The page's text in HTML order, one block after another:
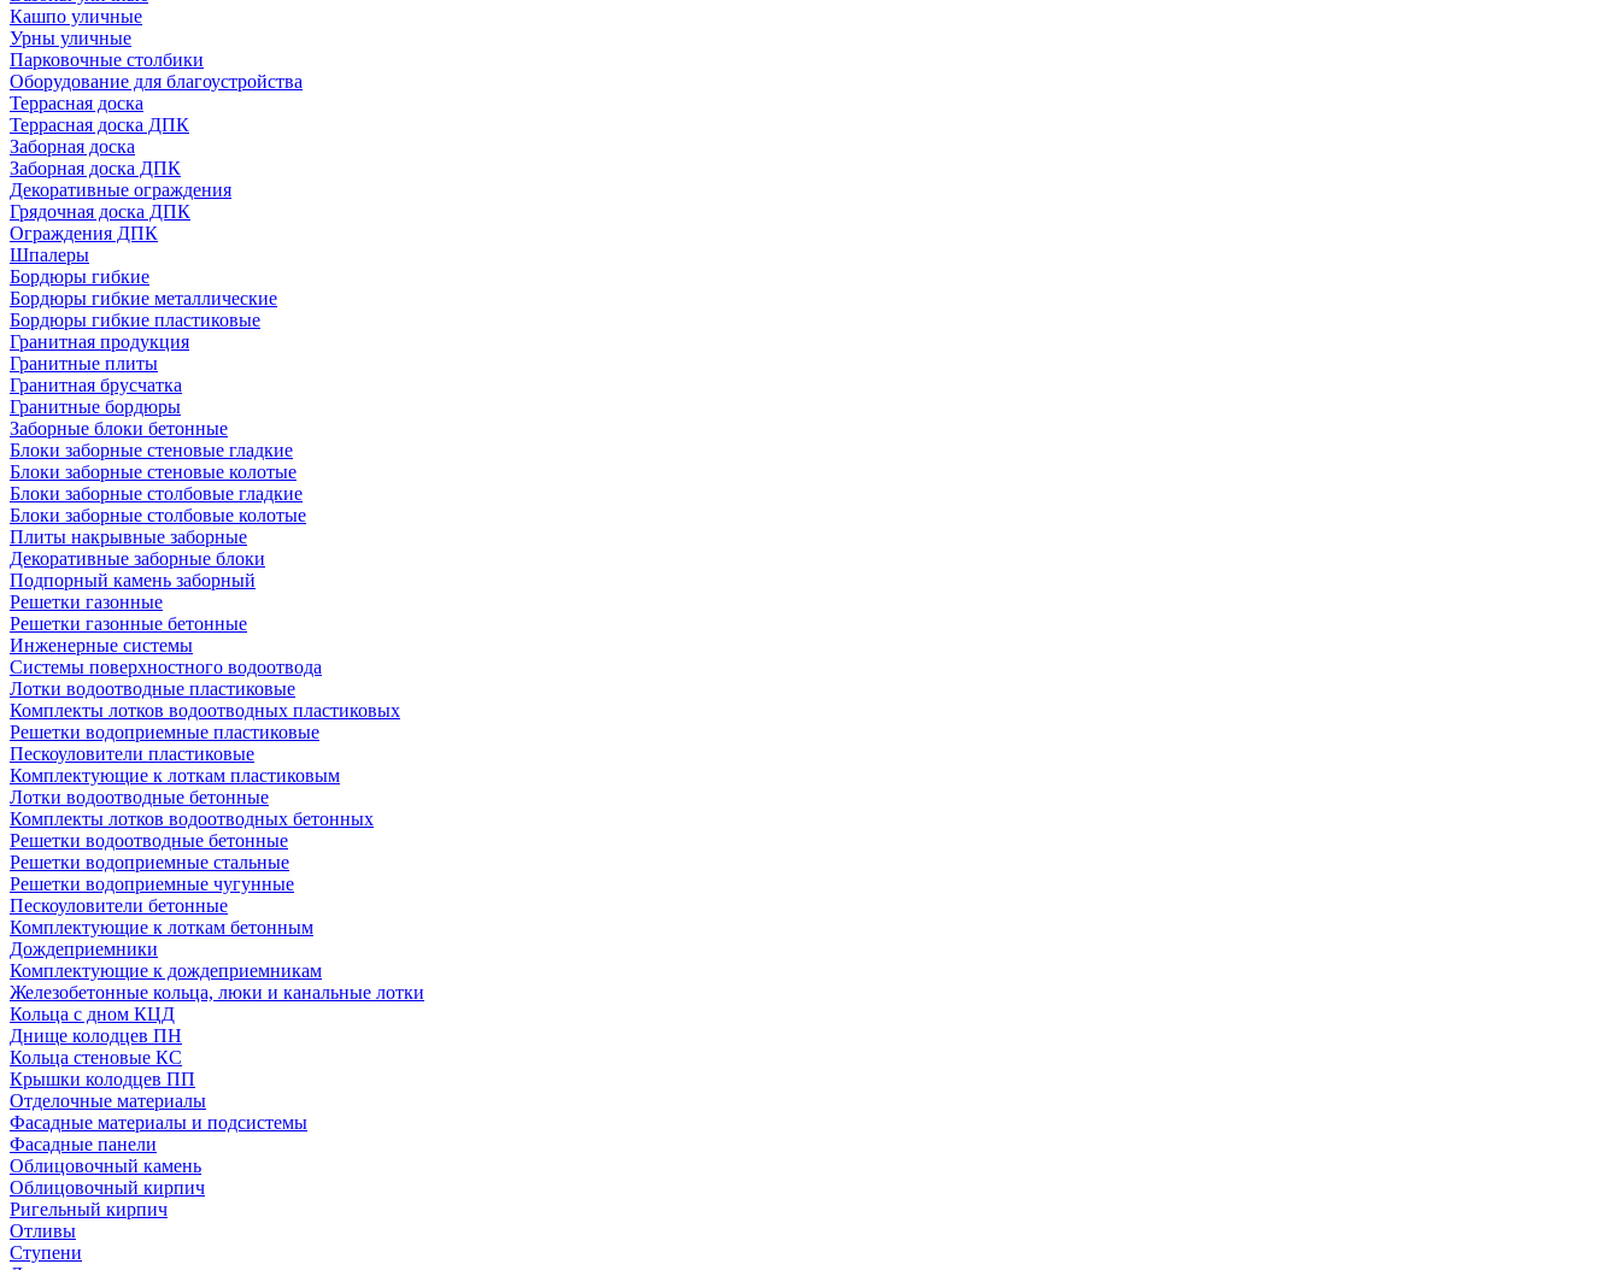
Кашпо уличные
Урны уличные
Парковочные столбики
Оборудование для благоустройства
Террасная доска
Террасная доска ДПК
Заборная доска
Заборная доска ДПК
Декоративные ограждения
Грядочная доска ДПК
Ограждения ДПК
Шпалеры
Бордюры гибкие
Бордюры гибкие металлические
Бордюры гибкие пластиковые
Гранитная продукция
Гранитные плиты
Гранитная брусчатка
Гранитные бордюры
Заборные блоки бетонные
Блоки заборные стеновые гладкие
Блоки заборные стеновые колотые
Блоки заборные столбовые гладкие
Блоки заборные столбовые колотые
Плиты накрывные заборные
Декоративные заборные блоки
Подпорный камень заборный
Решетки газонные
Решетки газонные бетонные
Инженерные системы
Системы поверхностного водоотвода
Лотки водоотводные пластиковые
Комплекты лотков водоотводных пластиковых
Решетки водоприемные пластиковые
Пескоуловители пластиковые
Комплектующие к лоткам пластиковым
Лотки водоотводные бетонные
Комплекты лотков водоотводных бетонных
Решетки водоотводные бетонные
Решетки водоприемные стальные
Решетки водоприемные чугунные
Пескоуловители бетонные
Комплектующие к лоткам бетонным
Дождеприемники
Комплектующие к дождеприемникам
Железобетонные кольца, люки и канальные лотки
Кольца с дном КЦД
Днище колодцев ПН
Кольца стеновые КС
Крышки колодцев ПП
Отделочные материалы
Фасадные материалы и подсистемы
Фасадные панели
Облицовочный камень
Облицовочный кирпич
Ригельный кирпич
Отливы
Ступени